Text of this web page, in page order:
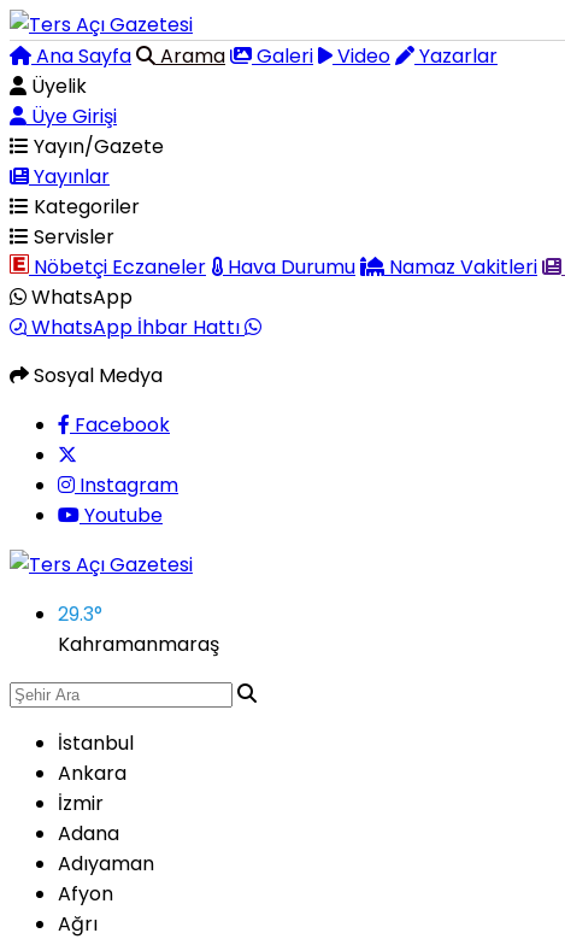
Ana Sayfa Arama Galeri Video
Yazarlar
Üyelik
Üye Girişi
Yayın/Gazete
Yayınlar
Kategoriler
Servisler
Nöbetçi Eczaneler
Hava Durumu Namaz Vakitleri
WhatsApp
WhatsApp İhbar Hattı
Sosyal Medya
Facebook
Instagram
Youtube
29.3°
Kahramanmaraş
İstanbul
Ankara
İzmir
Adana
Adıyaman
Afyon
Ağrı